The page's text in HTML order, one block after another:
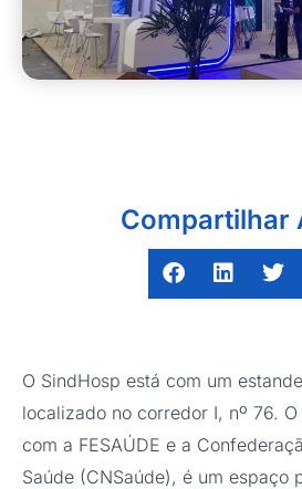
Compartilhar
O SindHosp está com um
localizado no corredor I, nº 76.
com a FESAÚDE e a
Saúde (CNSaúde), é um espaço